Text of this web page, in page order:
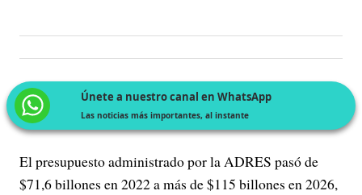
Únete a nuestro canal en WhatsApp
Las noticias más importantes, al instante
El presupuesto administrado por la ADRES pasó de
$71,6 billones en 2022 a más de $115 billones en 2026,